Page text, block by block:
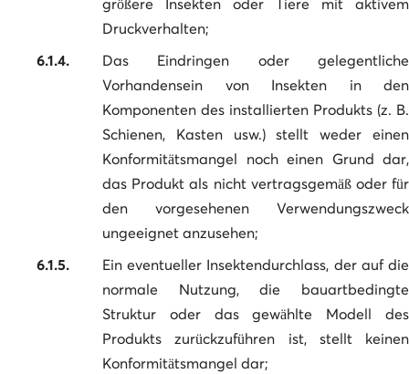
Druckverhalten;
6.1.4.
Das Eindringen oder gelegentliche
Vorhandensein von Insekten in den
Komponenten des installierten Produkts (z. B.
Schienen, Kasten usw.) stellt weder einen
Konformitätsmangel noch einen Grund dar,
das Produkt als nicht vertragsgemäß oder für
den vorgesehenen Verwendungszweck
ungeeignet anzusehen;
6.1.5.
Ein eventueller Insektendurchlass, der auf die
normale Nutzung, die bauartbedingte
Struktur oder das gewählte Modell des
Produkts zurückzuführen ist, stellt keinen
Konformitätsmangel dar;